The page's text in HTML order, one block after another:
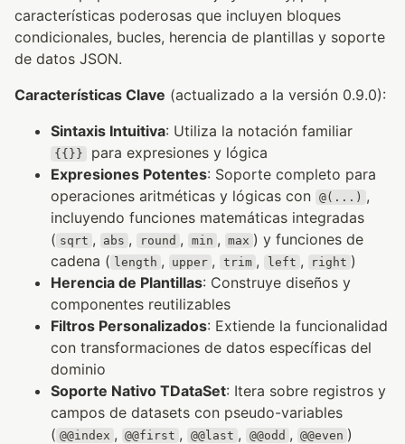
características poderosas que incluyen bloques
condicionales, bucles, herencia de plantillas y soporte
de datos JSON.
Características Clave (actualizado a la versión 0.9.0):
Sintaxis Intuitiva: Utiliza la notación familiar
{{}}
para expresiones y lógica
Expresiones Potentes: Soporte completo para
operaciones aritméticas y lógicas con @(...) ,
incluyendo funciones matemáticas integradas
( sqrt , abs , round , min , max ) y funciones de
cadena ( length , upper , trim , left , right )
Herencia de Plantillas: Construye diseños y
componentes reutilizables
Filtros Personalizados: Extiende la funcionalidad
con transformaciones de datos específicas del
dominio
Soporte Nativo TDataSet: Itera sobre registros y
campos de datasets con pseudo-variables
( @@index , @@first , @@last , @@odd , @@even )